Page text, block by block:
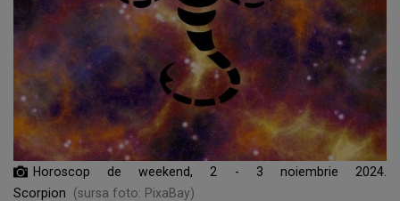
Horoscop de weekend, 2 - 3 noiembrie 2024.
Scorpion
(sursa foto: PixaBay)